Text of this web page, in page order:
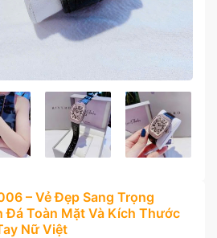
– Vẻ Đẹp Sang Trọng
Đá Toàn Mặt Và Kích Thước
Nữ Việt